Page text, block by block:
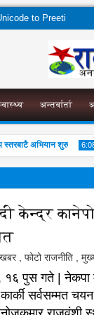
to Preeti
अन्तर्वार्ता
अभियान शुरु 6:08 PM
केन्द्र
खबर फोटो राजनीति
१६ पुस गते | नेकपा
कार्की सर्वसम्मत